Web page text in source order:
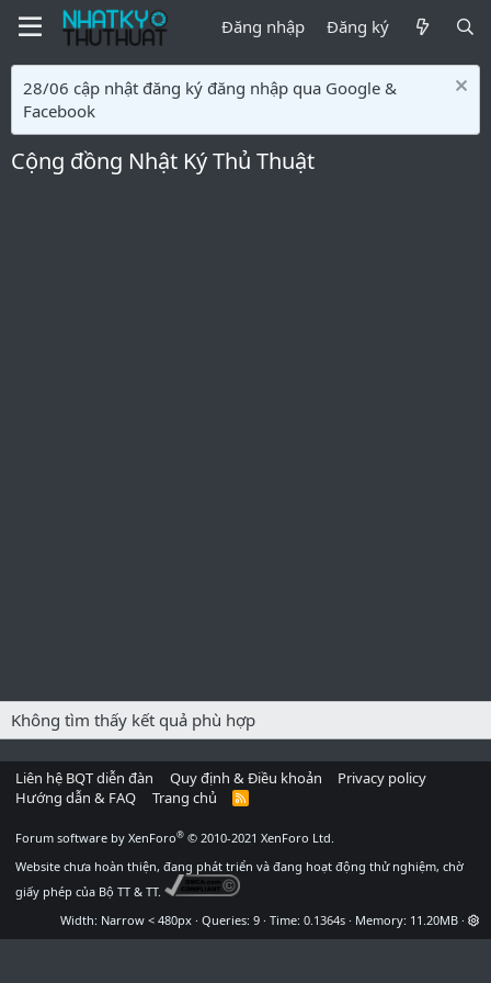
Đăng nhập Đăng ký
28/06 cập nhật đăng ký đăng nhập qua Google &
Facebook
Cộng đồng Nhật Ký Thủ Thuật
Không tìm thấy kết quả phù hợp
Liên hệ BQT diễn đàn Quy định & Điều khoản
Privacy policy
Hướng dẫn & FAQ
Trang chủ
R
Forum software by XenForo® © 2010-2021 XenForo Ltd.
Website chưa hoàn thiện, đang phát triển và đang hoạt động thử nghiệm, chờ
giấy phép của Bộ TT & TT.
Width
Queries 9 Time 0.1364s Memory 11.20MB